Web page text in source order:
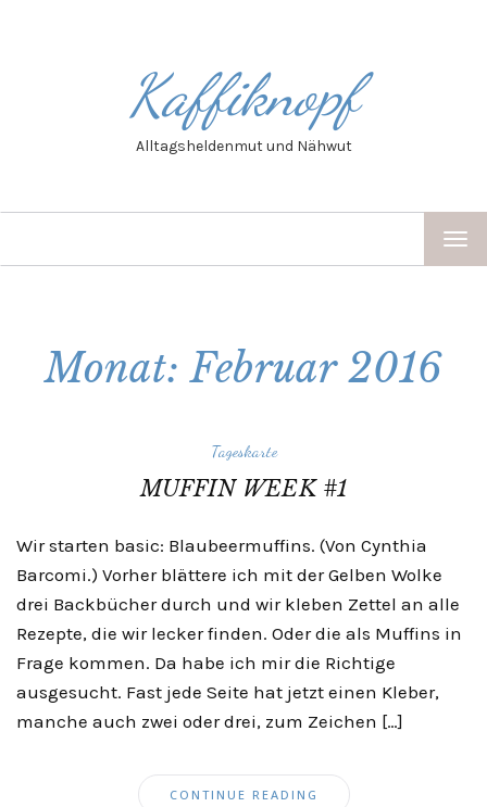
Kaffiknopf
Alltagsheldenmut und Nähwut
Monat: Februar 2016
Tageskarte
MUFFIN WEEK #1
Wir starten basic: Blaubeermuffins. (Von Cynthia
Barcomi.) Vorher blättere ich mit der Gelben Wolke
drei Backbücher durch und wir kleben Zettel an alle
Rezepte, die wir lecker finden. Oder die als Muffins in
Frage kommen. Da habe ich mir die Richtige
ausgesucht. Fast jede Seite hat jetzt einen Kleber,
manche auch zwei oder drei, zum Zeichen […]
CONTINUE READING